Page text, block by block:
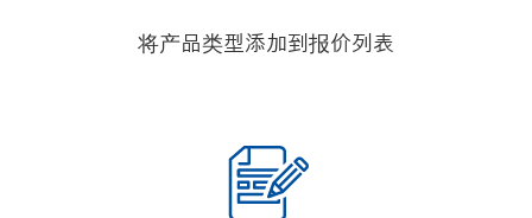
将产品类型添加到报价列表